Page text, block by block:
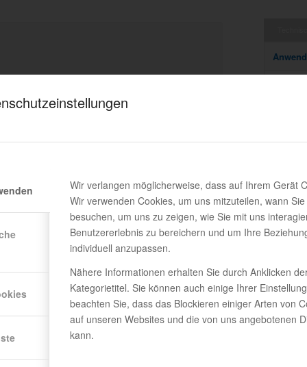
Wir verlangen möglicherweise, dass auf Ihrem Gerät
Wir verwenden Cookies, um uns mitzuteilen, wann
besuchen, um uns zu zeigen, wie Sie mit uns
Benutzererlebnis zu bereichern und um Ihre
individuell anzupassen.
Nähere Informationen erhalten Sie durch Anklicken
Kategorietitel. Sie können auch einige Ihrer
beachten Sie, dass das Blockieren einiger Arten von
auf unseren Websites und die von uns angebotenen
kann.
Schienen eingesetzt werden, werden
Bei
geschraubt.
ist aus der
und wird mittels Klemmvorrichtung
Geräteinnere eindringen kann und wird
angebracht.
Lösung mit seiner Option, sondern
abgedeckt.
der in den EUROCODE-Normen
und hergestellt.
Es
der